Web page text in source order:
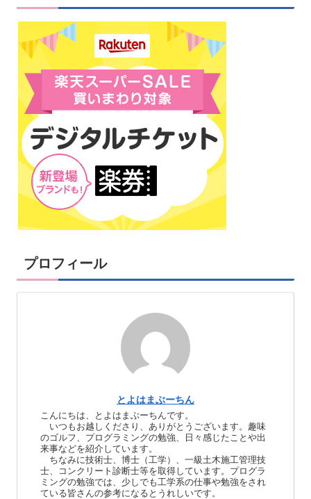
プロフィール
とよはまぶーちん
こんにちは、とよはまぶーちんです。
いつもお越しくださり、ありがとうございます。趣味
のゴルフ、プログラミングの勉強、日々感じたことや出
来事などを紹介しています。
ちなみに技術士、博士（工学）、一級土木施工管理技
士、コンクリート診断士等を取得しています。プログラ
ミングの勉強では、少しでも工学系の仕事や勉強をされ
ている皆さんの参考になるとうれしいです。